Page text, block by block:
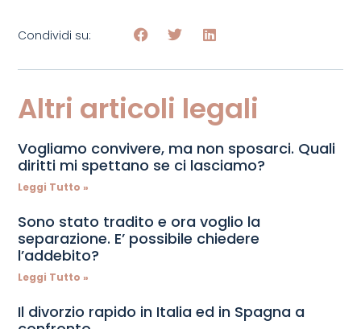
Condividi su:
Altri articoli legali
Vogliamo convivere, ma non sposarci. Quali
diritti mi spettano se ci lasciamo?
Leggi Tutto »
Sono stato tradito e ora voglio la
separazione. E’ possibile chiedere
l’addebito?
Leggi Tutto »
Il divorzio rapido in Italia ed in Spagna a